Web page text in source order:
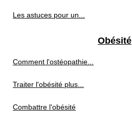
Les astuces pour un...
Obésité
Comment l'ostéopathie...
Traiter l'obésité plus...
Combattre l'obésité